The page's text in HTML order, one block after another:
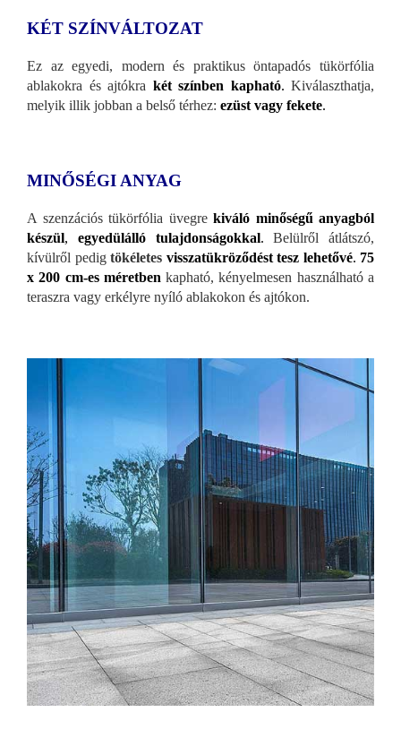
KÉT SZÍNVÁLTOZAT
Ez az egyedi, modern és praktikus öntapadós tükörfólia
ablakokra és ajtókra két színben kapható. Kiválaszthatja,
melyik illik jobban a belső térhez: ezüst vagy fekete.
MINŐSÉGI ANYAG
A szenzációs tükörfólia üvegre kiváló minőségű anyagból
készül, egyedülálló tulajdonságokkal. Belülről átlátszó,
kívülről pedig tökéletes visszatükröződést tesz lehetővé. 75
x 200 cm-es méretben kapható, kényelmesen használható a
teraszra vagy erkélyre nyíló ablakokon és ajtókon.